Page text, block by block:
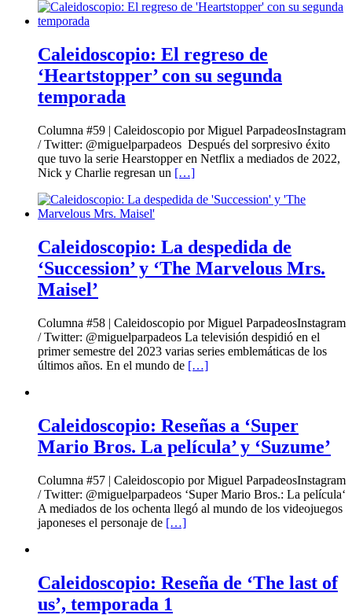
Caleidoscopio: El regreso de
‘Heartstopper’ con su segunda
temporada
Columna #59 | Caleidoscopio por Miguel ParpadeosInstagram
/ Twitter: @miguelparpadeos Después del sorpresivo éxito
que tuvo la serie Hearstopper en Netflix a mediados de 2022,
Nick y Charlie regresan un […]
Caleidoscopio: La despedida de
‘Succession’ y ‘The Marvelous Mrs.
Maisel’
Columna #58 | Caleidoscopio por Miguel ParpadeosInstagram
/ Twitter: @miguelparpadeos La televisión despidió en el
primer semestre del 2023 varias series emblemáticas de los
últimos años. En el mundo de […]
Caleidoscopio: Reseñas a ‘Super
Mario Bros. La película’ y ‘Suzume’
Columna #57 | Caleidoscopio por Miguel ParpadeosInstagram
/ Twitter: @miguelparpadeos ‘Super Mario Bros.: La película‘
A mediados de los ochenta llegó al mundo de los videojuegos
japoneses el personaje de […]
Caleidoscopio: Reseña de ‘The last of
us’, temporada 1